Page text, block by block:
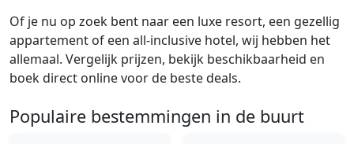
Of je nu op zoek bent naar een luxe resort, een gezellig
appartement of een all-inclusive hotel, wij hebben het
allemaal. Vergelijk prijzen, bekijk beschikbaarheid en
boek direct online voor de beste deals.
Populaire bestemmingen in de buurt